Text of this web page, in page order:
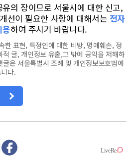
의 장이므로 서울시에 대한 신고,
선이 필요한 사항에 대해서는 전자
용하여 주시기 바랍니다.
한 표현, 특정인에 대한 비방, 명예훼손, 정
글, 개인정보 유출,그 밖에 공익을 저해하
은 서울특별시 조례 및 개인정보보호법에
다.